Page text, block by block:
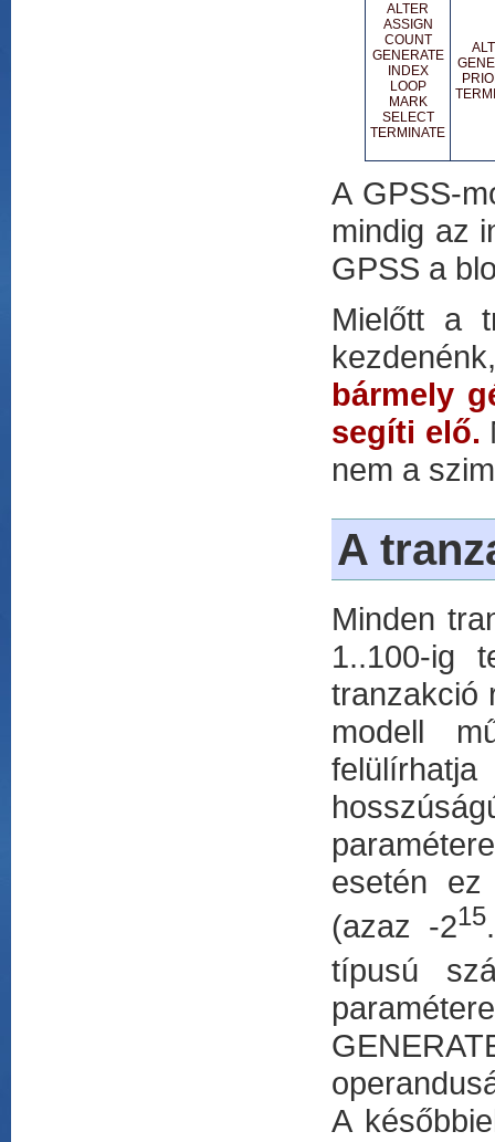
ALTER
ASSIGN
COUNT
GENERATE
INDEX
LOOP
MARK
SELECT
TERMINATE
A GPSS-
mindig az
GPSS a
Mielőtt a
bármely
segíti elő.
nem a
A
Minden
1..100-ig
tranzakció
modell
esetén ez
(azaz -215
típusú
A